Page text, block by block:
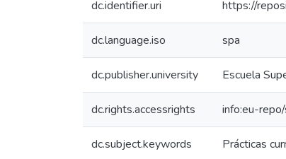
dc.identifier.uri https://
dc.language.iso spa
dc.publisher.university Escuela
dc.rights.accessrights info:eu-
dc.subject.keywords Prácticas